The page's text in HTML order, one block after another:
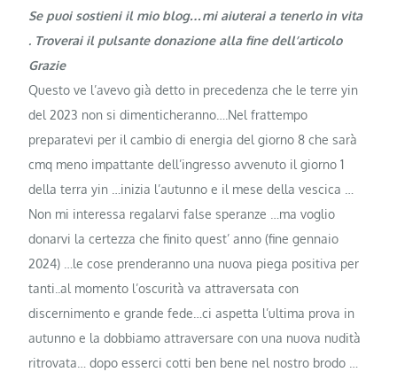
Se puoi sostieni il mio blog…mi aiuterai a tenerlo in vita
. Troverai il pulsante donazione alla fine dell’articolo
Grazie
Questo ve l’avevo già detto in precedenza che le terre yin
del 2023 non si dimenticheranno….Nel frattempo
preparatevi per il cambio di energia del giorno 8 che sarà
cmq meno impattante dell’ingresso avvenuto il giorno 1
della terra yin …inizia l’autunno e il mese della vescica …
Non mi interessa regalarvi false speranze …ma voglio
donarvi la certezza che finito quest’ anno (fine gennaio
2024) …le cose prenderanno una nuova piega positiva per
tanti..al momento l’oscurità va attraversata con
discernimento e grande fede…ci aspetta l’ultima prova in
autunno e la dobbiamo attraversare con una nuova nudità
ritrovata… dopo esserci cotti ben bene nel nostro brodo …